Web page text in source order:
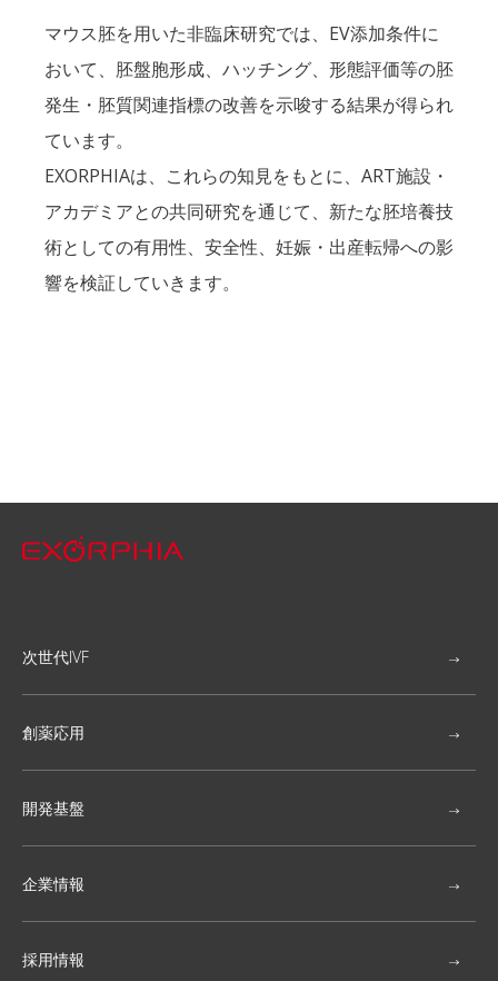
マウス胚を用いた非臨床研究では、EV添加条件に
おいて、胚盤胞形成、ハッチング、形態評価等の胚
発生・胚質関連指標の改善を示唆する結果が得られ
ています。
EXORPHIAは、これらの知見をもとに、ART施設・
アカデミアとの共同研究を通じて、新たな胚培養技
術としての有用性、安全性、妊娠・出産転帰への影
響を検証していきます。
次世代IVF
創薬応用
開発基盤
企業情報
採用情報